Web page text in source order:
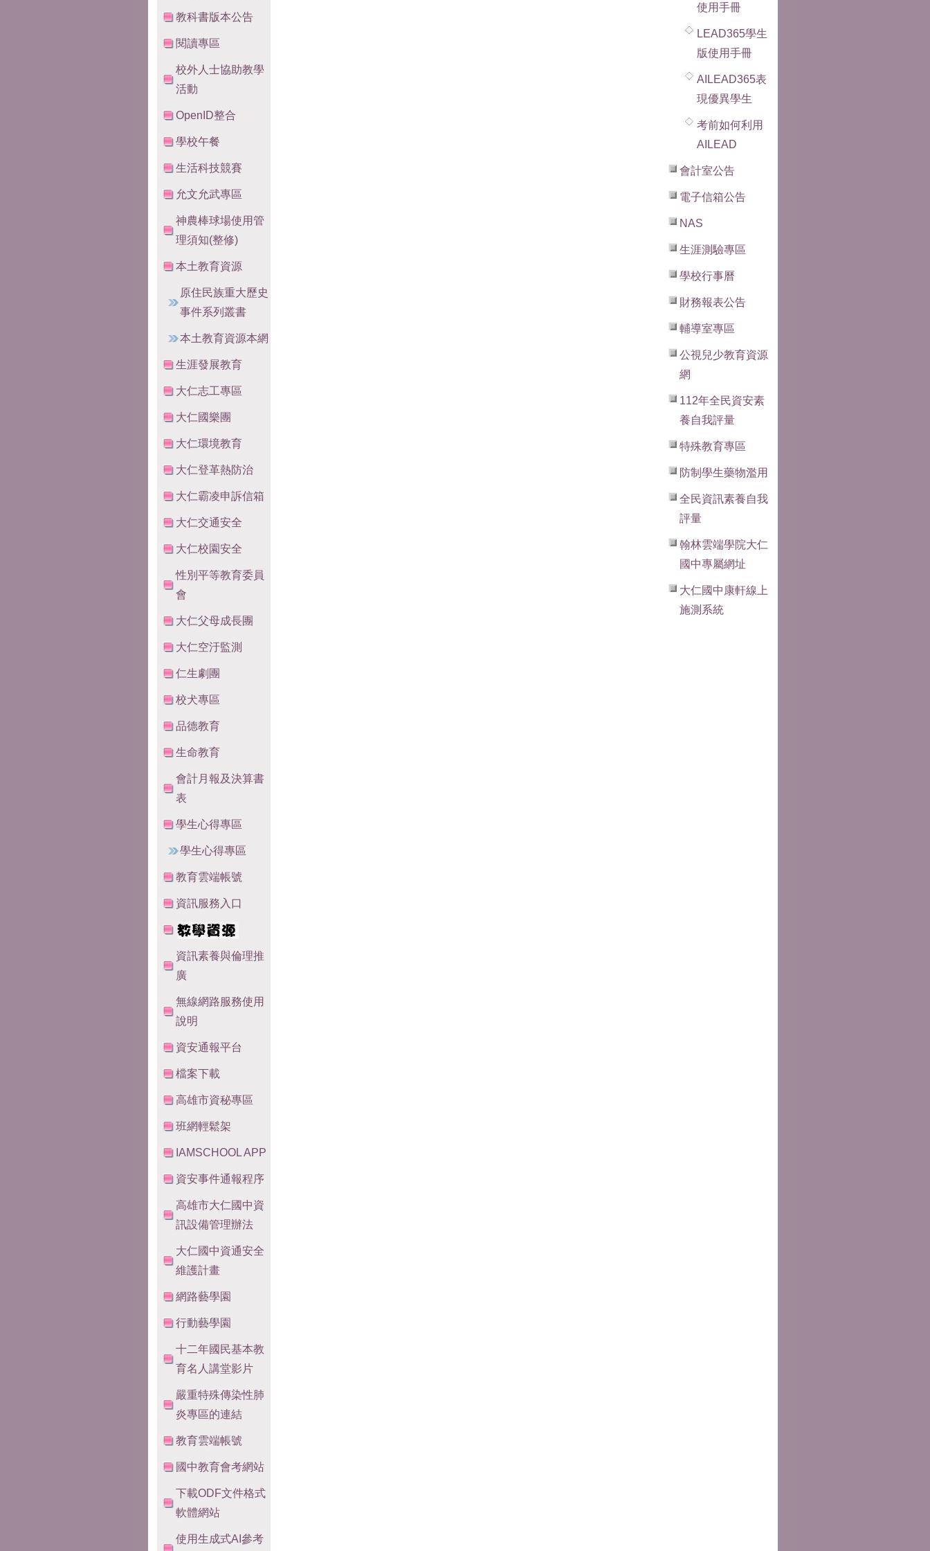
教科書版本公告
閱讀專區
校外人士協助教學
活動
OpenID整合
學校午餐
生活科技競賽
允文允武專區
神農棒球場使用管
理須知(整修)
本土教育資源
原住民族重大歷史
事件系列叢書
本土教育資源本網
生涯發展教育
大仁志工專區
大仁國樂團
大仁環境教育
大仁登革熱防治
大仁霸凌申訴信箱
大仁交通安全
大仁校園安全
性別平等教育委員
會
大仁父母成長團
大仁空汙監測
仁生劇團
校犬專區
品德教育
生命教育
會計月報及決算書
表
學生心得專區
學生心得專區
教育雲端帳號
資訊服務入口
資訊素養與倫理推
廣
無線網路服務使用
說明
資安通報平台
檔案下載
高雄市資秘專區
班網輕鬆架
IAMSCHOOL APP
資安事件通報程序
高雄市大仁國中資
訊設備管理辦法
大仁國中資通安全
維護計畫
網路藝學園
行動藝學園
十二年國民基本教
育名人講堂影片
嚴重特殊傳染性肺
炎專區的連結
教育雲端帳號
國中教育會考網站
下載ODF文件格式
軟體網站
使用生成式AI參考
使用手冊
LEAD365學生
版使用手冊
AILEAD365表
現優異學生
考前如何利用
AILEAD
會計室公告
電子信箱公告
NAS
生涯測驗專區
學校行事曆
財務報表公告
輔導室專區
公視兒少教育資源
網
112年全民資安素
養自我評量
特殊教育專區
防制學生藥物濫用
全民資訊素養自我
評量
翰林雲端學院大仁
國中專屬網址
大仁國中康軒線上
施測系統